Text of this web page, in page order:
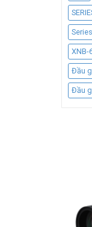
XNB-
Đầu
Đầu